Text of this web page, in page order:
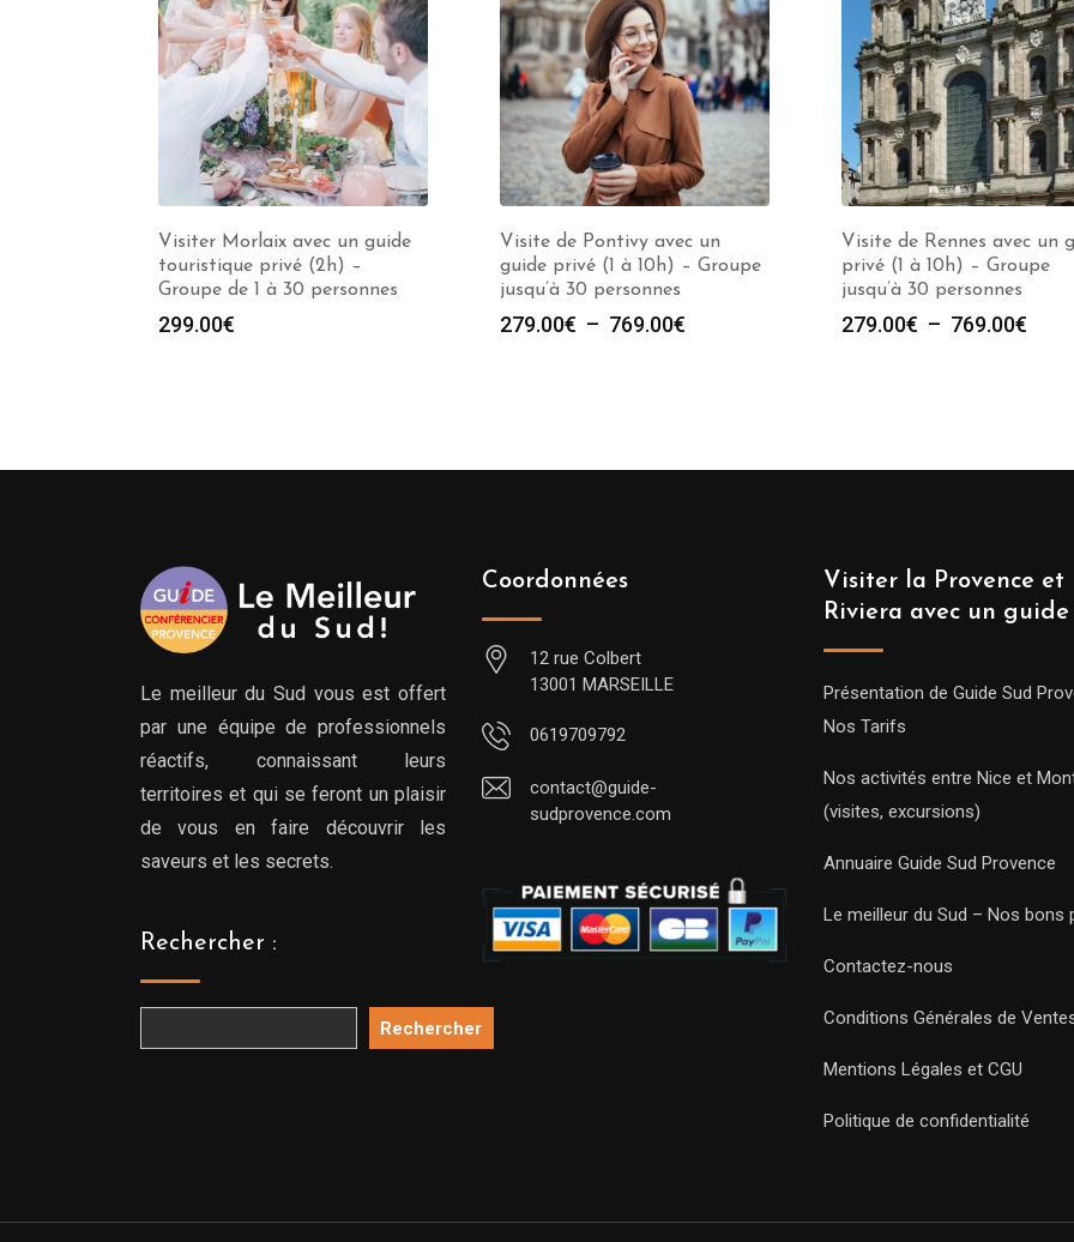
Visiter Morlaix avec un guide
touristique privé (2h) –
Groupe de 1 à 30 personnes
299.00€
Visite de Pontivy avec un
guide privé (1 à 10h) – Groupe
jusqu’à 30 personnes
279.00€ – 769.00€
Visite de Rennes avec un
privé (1 à 10h) – Groupe
jusqu’à 30 personnes
279.00€ – 769.00€
Le meilleur du Sud vous est offert
par une équipe de professionnels
réactifs, connaissant leurs
territoires et qui se feront un plaisir
de vous en faire découvrir les
saveurs et les secrets.
Rechercher :
Rechercher
Coordonnées
12 rue Colbert
13001 MARSEILLE
0619709792
contact@guide-
sudprovence.com
Visiter la Provence et
Riviera avec un guide
Présentation de Guide Sud
Nos Tarifs
Nos activités entre Nice et
(visites, excursions)
Annuaire Guide Sud Provence
Le meilleur du Sud – Nos bons
Contactez-nous
Conditions Générales de
Mentions Légales et CGU
Politique de confidentialité